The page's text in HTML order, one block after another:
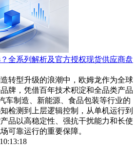
全系列解析及官方授权现货供应商盘
转型升级的浪潮中，欧姆龙作为全球
牌，凭借百年技术积淀和全品类产品
车制造、新能源、食品包装等行业的
检测到上层逻辑控制，从单机运行到
品以高稳定性、强抗干扰能力和长使
可靠运行的重要保障。